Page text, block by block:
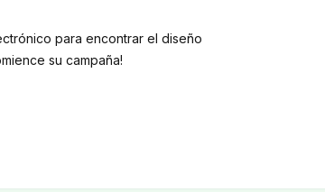
para encontrar el diseño
su campaña!